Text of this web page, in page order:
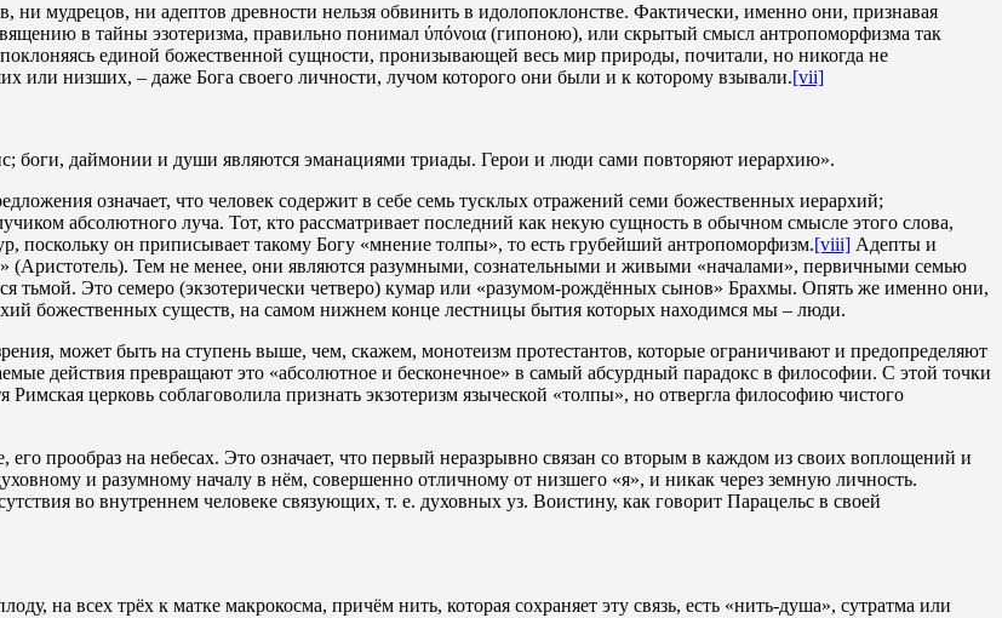
мудрецов, ни адептов древности нельзя обвинить в идолопоклонстве. Фактически, именно они, признавая
в тайны эзотеризма, правильно понимал ύπόνοια (гипоною), или скрытый смысл антропоморфизма так
единой божественной сущности, пронизывающей весь мир природы, почитали, но никогда не
или низших, – даже Бога своего личности, лучом которого они были и к которому взывали.[vii]
боги, даймонии и души являются эманациями триады. Герои и люди сами повторяют иерархию».
означает, что человек содержит в себе семь тусклых отражений семи божественных иерархий;
абсолютного луча. Тот, кто рассматривает последний как некую сущность в обычном смысле этого слова,
поскольку он приписывает такому Богу «мнение толпы», то есть грубейший антропоморфизм.[viii] Адепты и
(Аристотель). Тем не менее, они являются разумными, сознательными и живыми «началами», первичными семью
тьмой. Это семеро (экзотерически четверо) кумар или «разумом-рождённых сынов» Брахмы. Опять же именно они,
божественных существ, на самом нижнем конце лестницы бытия которых находимся мы – люди.
может быть на ступень выше, чем, скажем, монотеизм протестантов, которые ограничивают и предопределяют
действия превращают это «абсолютное и бесконечное» в самый абсурдный парадокс в философии. С этой точки
церковь соблаговолила признать экзотеризм языческой «толпы», но отвергла философию чистого
прообраз на небесах. Это означает, что первый неразрывно связан со вторым в каждом из своих воплощений и
и разумному началу в нём, совершенно отличному от низшего «я», и никак через земную личность.
во внутреннем человеке связующих, т. е. духовных уз. Воистину, как говорит Парацельс в своей
на всех трёх к матке макрокосма, причём нить, которая сохраняет эту связь, есть «нить-душа», сутратма или